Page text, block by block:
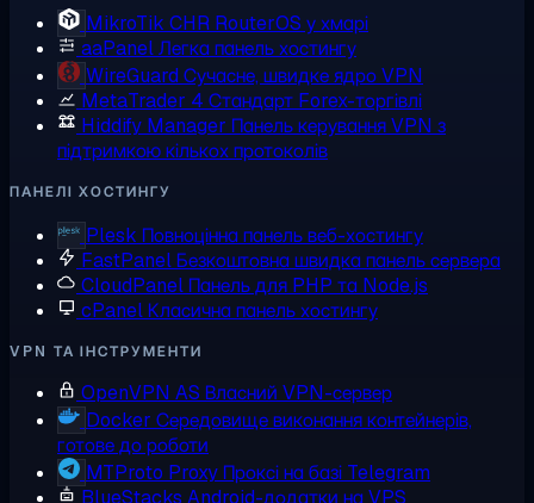
MikroTik CHR RouterOS у хмарі
aaPanelЛегка панель хостингу
WireGuard Сучасне, швидке ядро VPN
MetaTrader 4 Стандарт Forex-торгівлі
Hiddify Manager Панель керування VPN з
підтримкою кількох протоколів
ПАНЕЛІ ХОСТИНГУ
Plesk Повноцінна панель веб-хостингу
FastPanelБезкоштовна швидка панель сервера
CloudPanel Панель для PHP та Node.js
cPanelКласична панель хостингу
VPN ТА ІНСТРУМЕНТИ
OpenVPN AS Власний VPN-сервер
Docker Середовище виконання контейнерів,
готове до роботи
MTProto Proxy Проксі на базі Telegram
BlueStacks Android-додатки на VPS